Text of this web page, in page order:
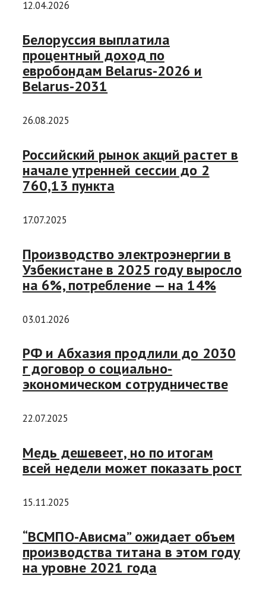
12.04.2026
Белоруссия выплатила
процентный доход по
евробондам Belarus-2026 и
Belarus-2031
26.08.2025
Российский рынок акций растет в
начале утренней сессии до 2
760,13 пункта
17.07.2025
Производство электроэнергии в
Узбекистане в 2025 году выросло
на 6%, потребление — на 14%
03.01.2026
РФ и Абхазия продлили до 2030
г договор о социально-
экономическом сотрудничестве
22.07.2025
Медь дешевеет, но по итогам
всей недели может показать рост
15.11.2025
“ВСМПО-Ависма” ожидает объем
производства титана в этом году
на уровне 2021 года